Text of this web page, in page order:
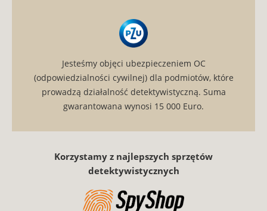
Jesteśmy objęci ubezpieczeniem OC
(odpowiedzialności cywilnej) dla podmiotów, które
prowadzą działalność detektywistyczną. Suma
gwarantowana wynosi 15 000 Euro.
Korzystamy z najlepszych sprzętów
detektywistycznych